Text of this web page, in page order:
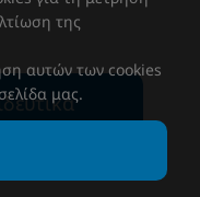
της
αυτών των cookies
μας.